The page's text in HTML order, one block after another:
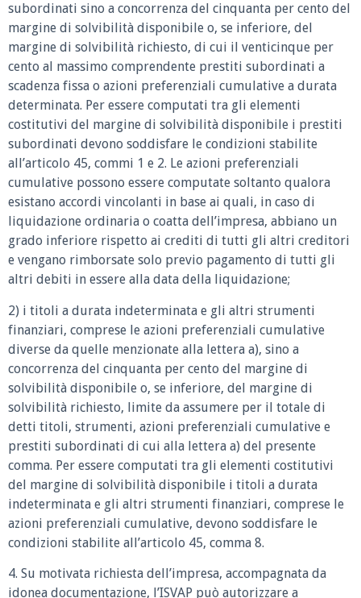
subordinati sino a concorrenza del cinquanta per cento del
margine di solvibilità disponibile o, se inferiore, del
margine di solvibilità richiesto, di cui il venticinque per
cento al massimo comprendente prestiti subordinati a
scadenza fissa o azioni preferenziali cumulative a durata
determinata. Per essere computati tra gli elementi
costitutivi del margine di solvibilità disponibile i prestiti
subordinati devono soddisfare le condizioni stabilite
all’articolo 45, commi 1 e 2. Le azioni preferenziali
cumulative possono essere computate soltanto qualora
esistano accordi vincolanti in base ai quali, in caso di
liquidazione ordinaria o coatta dell’impresa, abbiano un
grado inferiore rispetto ai crediti di tutti gli altri creditori
e vengano rimborsate solo previo pagamento di tutti gli
altri debiti in essere alla data della liquidazione;
2) i titoli a durata indeterminata e gli altri strumenti
finanziari, comprese le azioni preferenziali cumulative
diverse da quelle menzionate alla lettera a), sino a
concorrenza del cinquanta per cento del margine di
solvibilità disponibile o, se inferiore, del margine di
solvibilità richiesto, limite da assumere per il totale di
detti titoli, strumenti, azioni preferenziali cumulative e
prestiti subordinati di cui alla lettera a) del presente
comma. Per essere computati tra gli elementi costitutivi
del margine di solvibilità disponibile i titoli a durata
indeterminata e gli altri strumenti finanziari, comprese le
azioni preferenziali cumulative, devono soddisfare le
condizioni stabilite all’articolo 45, comma 8.
4. Su motivata richiesta dell’impresa, accompagnata da
idonea documentazione, l’ISVAP può autorizzare a